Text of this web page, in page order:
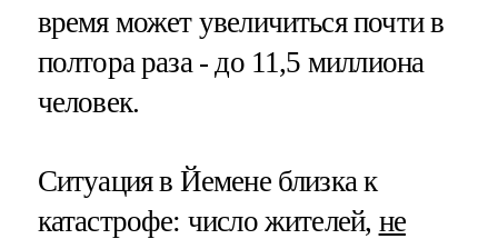
время может увеличиться почти в
полтора раза - до 11,5 миллиона
человек.
Ситуация в Йемене близка к
катастрофе: число жителей, не